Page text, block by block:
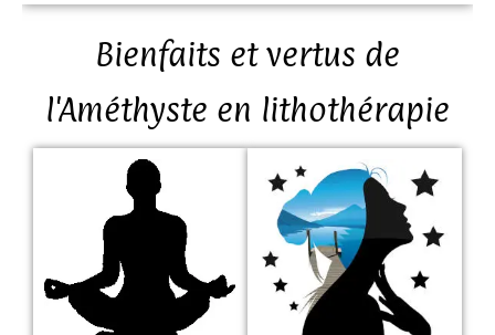
Bienfaits et vertus de
l'Améthyste en lithothérapie